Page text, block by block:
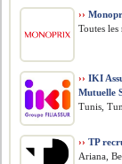
››
Toutes
›› IKI
Mutuelle
Tunis,
›› TP
Ariana,